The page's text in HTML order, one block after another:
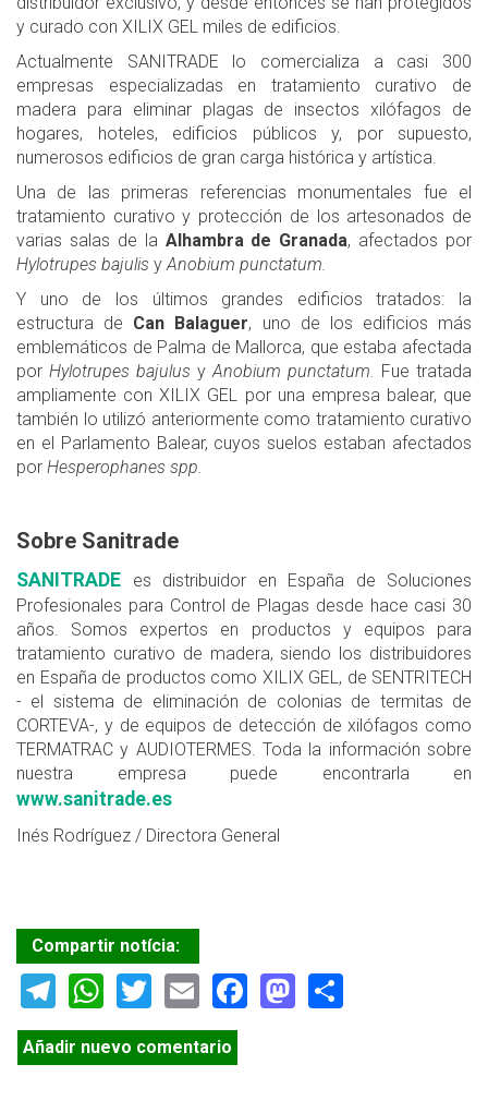
y curado con XILIX GEL miles de edificios.
Actualmente SANITRADE lo comercializa a casi 300
empresas especializadas en tratamiento curativo de
madera para eliminar plagas de insectos xilófagos de
hogares, hoteles, edificios públicos y, por supuesto,
numerosos edificios de gran carga histórica y artística.
Una de las primeras referencias monumentales fue el
tratamiento curativo y protección de los artesonados de
varias salas de la Alhambra de Granada, afectados por
Hylotrupes bajulis yAnobium punctatum.
Y uno de los últimos grandes edificios tratados: la
estructura de Can Balaguer, uno de los edificios más
emblemáticos de Palma de Mallorca, que estaba afectada
por Hylotrupes bajulus yAnobium punctatum. Fue tratada
ampliamente con XILIX GEL por una empresa balear, que
también lo utilizó anteriormente como tratamiento curativo
en el Parlamento Balear, cuyos suelos estaban afectados
por Hesperophanes spp.
Sobre Sanitrade
SANITRADE es distribuidor en España de Soluciones
Profesionales para Control de Plagas desde hace casi 30
años. Somos expertos en productos y equipos para
tratamiento curativo de madera, siendo los distribuidores
en España de productos como XILIX GEL, de SENTRITECH
- el sistema de eliminación de colonias de termitas de
CORTEVA-, y de equipos de detección de xilófagos como
TERMATRAC y AUDIOTERMES. Toda la información sobre
nuestra empresa puede encontrarla en
www.sanitrade.es
Inés Rodríguez / Directora General
Compartir notícia:
Telegram
WhatsApp
TwitterEmailFacebook
Mastodon
Añadir nuevo comentario